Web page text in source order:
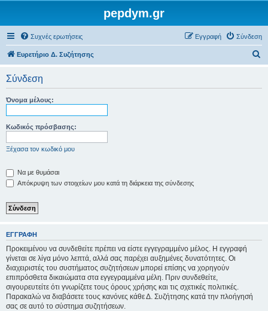
pepdym.gr
Συχνές ερωτήσεις Σύνδεση
Εγγραφή
Ευρετήριο Δ. Συζήτησης
Σύνδεση
Όνομα μέλους:
Κωδικός πρόσβασης:
Ξέχασα τον κωδικό μου
Να με θυμάσαι
Απόκρυψη των στοιχείων μου κατά τη διάρκεια της σύνδεσης
ΕΓΓΡΑΦΉ
Προκειμένου να συνδεθείτε πρέπει να είστε εγγεγραμμένο μέλος. Η εγγραφή
γίνεται σε λίγα μόνο λεπτά, αλλά σας παρέχει αυξημένες δυνατότητες. Οι
διαχειριστές του συστήματος συζητήσεων μπορεί επίσης να χορηγούν
επιπρόσθετα δικαιώματα στα εγγεγραμμένα μέλη. Πριν συνδεθείτε,
σιγουρευτείτε ότι γνωρίζετε τους όρους χρήσης και τις σχετικές πολιτικές.
Παρακαλώ να διαβάσετε τους κανόνες κάθε Δ. Συζήτησης κατά την πλοήγησή
σας σε αυτό το σύστημα συζητήσεων.